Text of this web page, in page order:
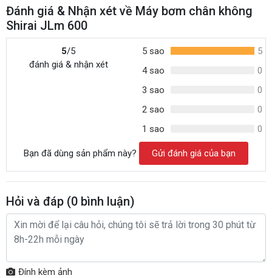
Đánh giá & Nhận xét về Máy bơm chân không
Shirai JLm 600
5/5
đánh giá & nhận xét
5 sao
5
4 sao
0
3 sao
0
2 sao
0
1 sao
0
Bạn đã dùng sản phẩm này? Gửi đánh giá của bạn
Hỏi và đáp (0 bình luận)
Đính kèm ảnh